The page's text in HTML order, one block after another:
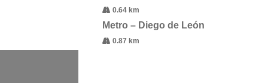
0.64 km
Metro – Diego de León
0.87 km